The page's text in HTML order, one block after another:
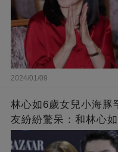
2024/01/09
林心如6歲女兒小海豚
友紛紛驚呆：和林心如